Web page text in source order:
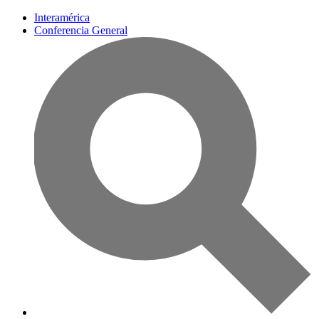
Interamérica
Conferencia General